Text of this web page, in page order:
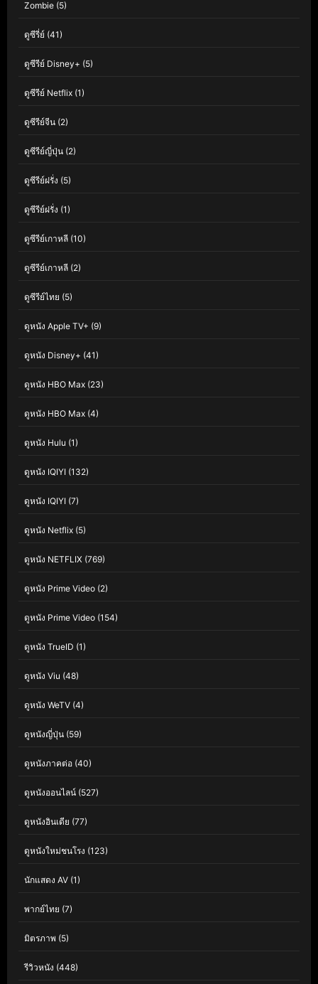
Zombie (5)
ดูซีรี่ย์ (41)
ดูซีรีย์ Disney+ (5)
ดูซีรีย์ Netflix (1)
ดูซีรีย์จีน (2)
ดูซีรีย์ญี่ปุ่น (2)
ดูซีรีย์ฝรั่ง (5)
ดูซีรีย์ฝรั่ง (1)
ดูซีรีย์เกาหลี (10)
ดูซีรีย์เกาหลี (2)
ดูซีรีย์ไทย (5)
ดูหนัง Apple TV+ (9)
ดูหนัง Disney+ (41)
ดูหนัง HBO Max (23)
ดูหนัง HBO Max (4)
ดูหนัง Hulu (1)
ดูหนัง IQIYI (132)
ดูหนัง IQIYI (7)
ดูหนัง Netflix (5)
ดูหนัง NETFLIX (769)
ดูหนัง Prime Video (2)
ดูหนัง Prime Video (154)
ดูหนัง TrueID (1)
ดูหนัง Viu (48)
ดูหนัง WeTV (4)
ดูหนังญี่ปุ่น (59)
ดูหนังภาคต่อ (40)
ดูหนังออนไลน์ (527)
ดูหนังอินเดีย (77)
ดูหนังใหม่ชนโรง (123)
นักแสดง AV (1)
พากย์ไทย (7)
มิตรภาพ (5)
รีวิวหนัง (448)